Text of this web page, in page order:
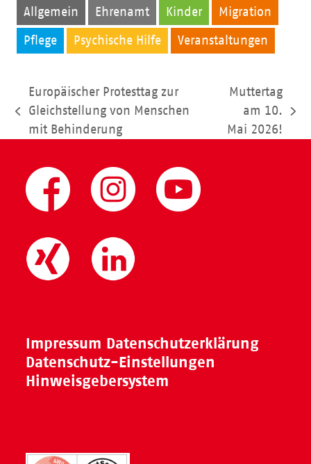
Allgemein Ehrenamt Kinder Migration
Pflege Psychische Hilfe Veranstaltungen
vorheriger
Beitrag:
Europäischer Protesttag zur
Gleichstellung von Menschen
mit Behinderung
Nächster
Beitrag:
Muttertag
am 10.
Mai 2026!
Impressum Datenschutzerklärung
Datenschutz-Einstellungen
Hinweisgebersystem